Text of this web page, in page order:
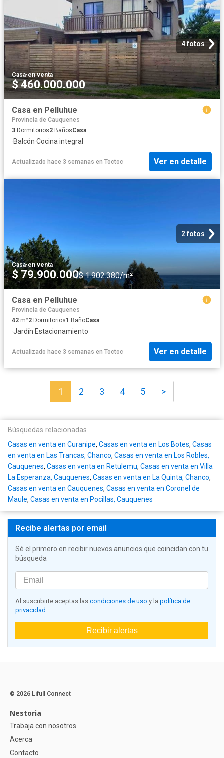
4 fotos
Casa·en venta
$ 460.000.000
Casa en Pelluhue
Provincia de Cauquenes
3 Dormitorios2 BañosCasa
·Balcón·Cocina integral
Actualizado hace 3 semanas en Toctoc Ver en detalle
2 fotos
Casa·en venta
$ 79.900.000$ 1.902.380/m²
Casa en Pelluhue
Provincia de Cauquenes
42 m²2 Dormitorios1 BañoCasa
·Jardín·Estacionamiento
Actualizado hace 3 semanas en Toctoc Ver en detalle
1 2 3 4 5 >
Búsquedas relacionadas
Casas en venta en Curanipe, Casas en venta en Los Botes, Casas
en venta en Las Trancas, Chanco, Casas en venta en Los Robles,
Cauquenes, Casas en venta en Retulemu, Casas en venta en Villa
La Esperanza, Cauquenes, Casas en venta en La Quinta, Chanco,
Casas en venta en Cauquenes, Casas en venta en Coronel de
Maule, Casas en venta en Pocillas, Cauquenes
Recibe alertas por email
Sé el primero en recibir nuevos anuncios que coincidan con tu
búsqueda
Al suscribirte aceptas las condiciones de uso y la política de
privacidad
Recibir alertas
© 2026 Lifull Connect
Nestoria
Trabaja con nosotros
Acerca
Contacto